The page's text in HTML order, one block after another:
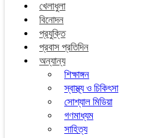
খেলাধুলা
বিনোদন
প্রযুক্তি
প্রবাস প্রতিদিন
অন্যান্য
শিক্ষাঙ্গন
স্বাস্থ্য ও চিকিৎসা
সোশ্যাল মিডিয়া
গণমাধ্যম
সাহিত্য